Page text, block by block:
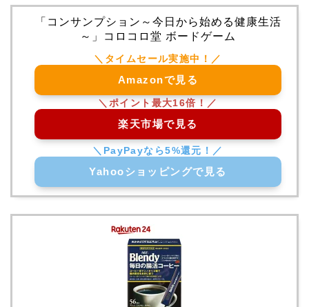
「コンサンプション～今日から始める健康生活
～」コロコロ堂 ボードゲーム
Amazonで見る
楽天市場で見る
Yahooショッピングで見る